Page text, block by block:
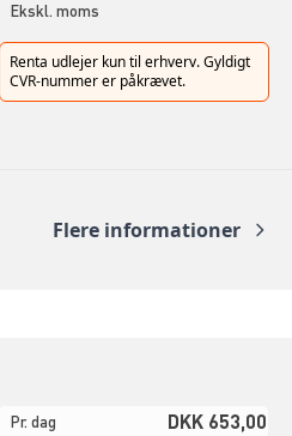
Ekskl. moms
Renta udlejer kun til erhverv. Gyldigt
CVR-nummer er påkrævet.
Flere informationer
Pr. dag DKK 653,00